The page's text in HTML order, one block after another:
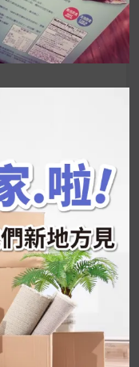
小遊戲！今年過
、朋友們一起分
健康伴手禮
析＋停藥後體重
樂執行的！6 個